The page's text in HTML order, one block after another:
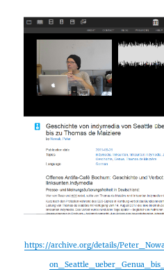
https://archive.org/details/